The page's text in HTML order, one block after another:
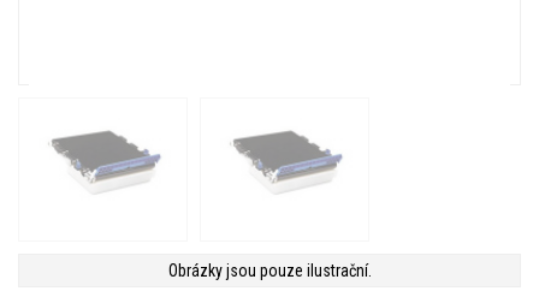
Obrázky jsou pouze ilustrační.